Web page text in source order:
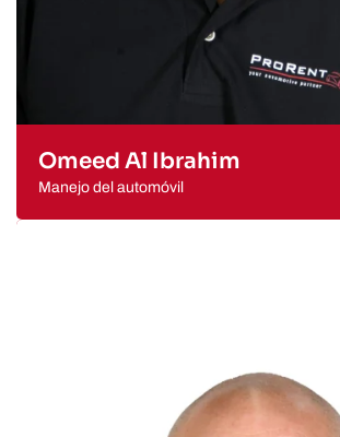
Omeed Al Ibrahim
Manejo del automóvil